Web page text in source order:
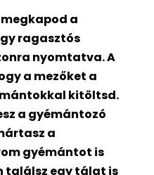
a
ragasztós
nyomtatva. A
a mezőket a
kitöltsd.
a gyémántozó
a
gyémántot is
találsz egy tálat is